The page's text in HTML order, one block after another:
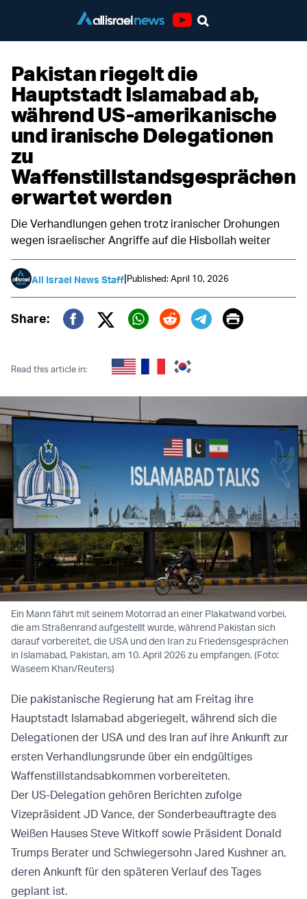
Pakistan riegelt die
Hauptstadt Islamabad ab,
während US-amerikanische
und iranische Delegationen
zu
Waffenstillstandsgesprächen
erwartet werden
Die Verhandlungen gehen trotz iranischer Drohungen
wegen israelischer Angriffe auf die Hisbollah weiter
All Israel News Staff|Published: April 10, 2026
Share:
Twitter (X)
Print
Read this article in:
Ein Mann fährt mit seinem Motorrad an einer Plakatwand vorbei,
die am Straßenrand aufgestellt wurde, während Pakistan sich
darauf vorbereitet, die USA und den Iran zu Friedensgesprächen
in Islamabad, Pakistan, am 10. April 2026 zu empfangen. (Foto:
Waseem Khan/Reuters)
Die pakistanische Regierung hat am Freitag ihre
Hauptstadt Islamabad abgeriegelt, während sich die
Delegationen der USA und des Iran auf ihre Ankunft zur
ersten Verhandlungsrunde über ein endgültiges
Waffenstillstandsabkommen vorbereiteten.
Der US-Delegation gehören Berichten zufolge
Vizepräsident JD Vance, der Sonderbeauftragte des
Weißen Hauses Steve Witkoff sowie Präsident Donald
Trumps Berater und Schwiegersohn Jared Kushner an,
deren Ankunft für den späteren Verlauf des Tages
geplant ist.